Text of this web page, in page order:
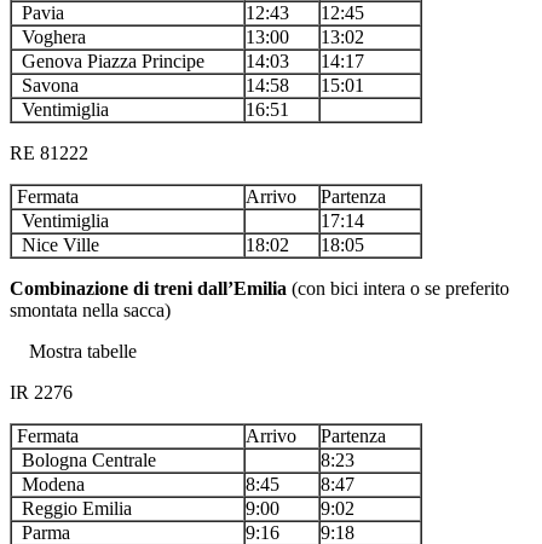
Pavia
12:43
12:45
Voghera
13:00
13:02
Genova Piazza Principe
14:03
14:17
Savona
14:58
15:01
Ventimiglia
16:51
RE 81222
Fermata Arrivo
Partenza
Ventimiglia
17:14
Nice Ville
18:02 18:05
Combinazione di treni dall’Emilia (con bici intera o se preferito
smontata nella sacca)
Mostra tabelle
IR 2276
Fermata Arrivo
Partenza
Bologna Centrale
8:23
Modena
8:45
8:47
Reggio Emilia
9:00
9:02
Parma
9:16
9:18